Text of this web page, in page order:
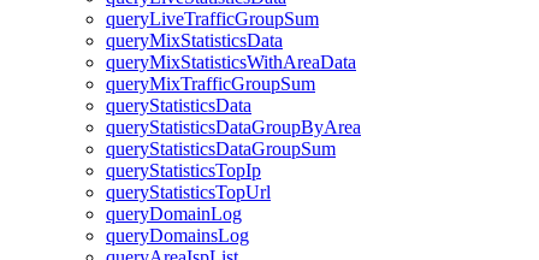
queryLiveTrafficGroupSum
queryMixStatisticsData
queryMixStatisticsWithAreaData
queryMixTrafficGroupSum
queryStatisticsData
queryStatisticsDataGroupByArea
queryStatisticsDataGroupSum
queryStatisticsTopIp
queryStatisticsTopUrl
queryDomainLog
queryDomainsLog